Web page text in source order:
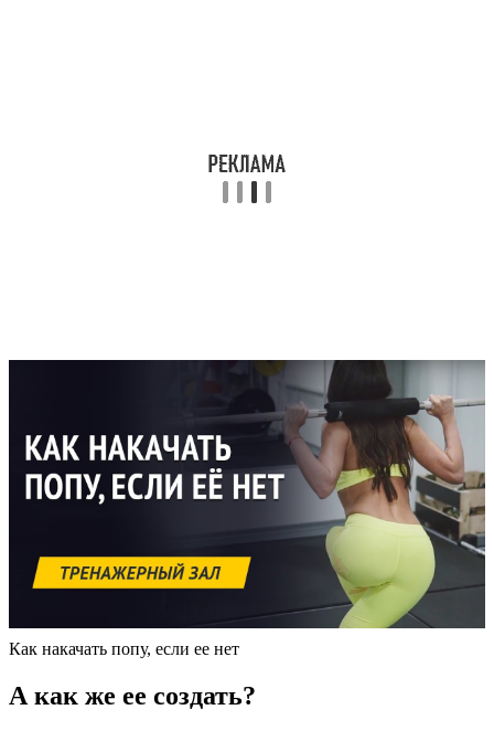
Как накачать попу, если ее нет
А как же ее создать?